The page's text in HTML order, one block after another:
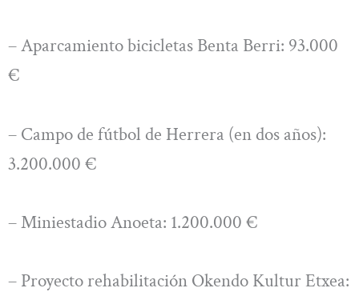
– Aparcamiento bicicletas Benta Berri: 93.000
€
– Campo de fútbol de Herrera (en dos años):
3.200.000 €
– Miniestadio Anoeta: 1.200.000 €
– Proyecto rehabilitación Okendo Kultur Etxea: